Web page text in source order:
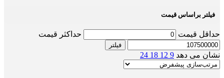
فیلتر براساس قیمت
حداقل قیمت حداکثر قیمت
فیلتر
نشان می دهد 9
12
18
24